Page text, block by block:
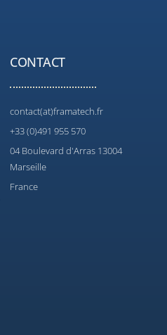
CONTACT
contact(at)framatech.fr
+33 (0)491 955 570
04 Boulevard d'Arras 13004
Marseille
France